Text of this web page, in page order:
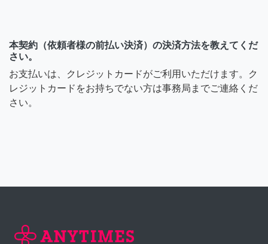
本契約（依頼者様の前払い決済）の決済方法を教えてくだ
さい。
お支払いは、クレジットカードがご利用いただけます。ク
レジットカードをお持ちでない方は事務局までご連絡くだ
さい。